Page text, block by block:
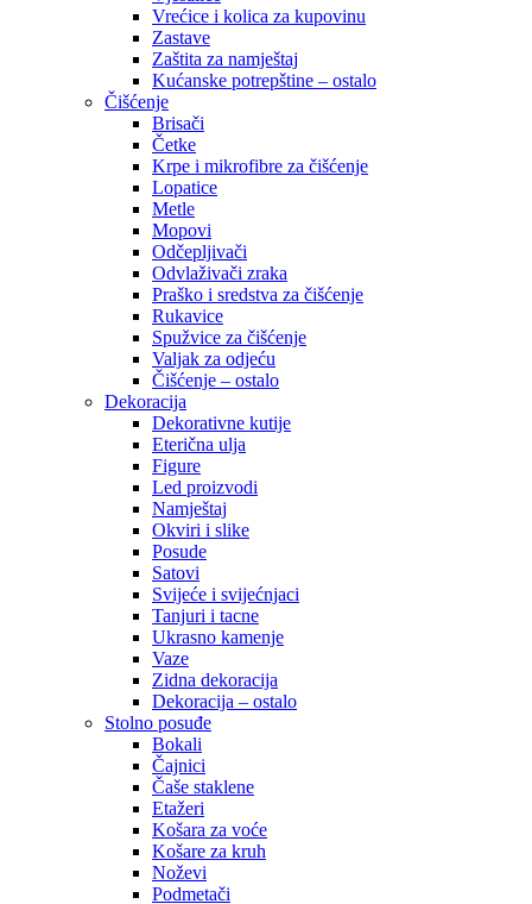
Vrećice i kolica za kupovinu
Zastave
Zaštita za namještaj
Kućanske potrepštine – ostalo
Čišćenje
Brisači
Četke
Krpe i mikrofibre za čišćenje
Lopatice
Metle
Mopovi
Odčepljivači
Odvlaživači zraka
Praško i sredstva za čišćenje
Rukavice
Spužvice za čišćenje
Valjak za odjeću
Čišćenje – ostalo
Dekoracija
Dekorativne kutije
Eterična ulja
Figure
Led proizvodi
Namještaj
Okviri i slike
Posude
Satovi
Svijeće i svijećnjaci
Tanjuri i tacne
Ukrasno kamenje
Vaze
Zidna dekoracija
Dekoracija – ostalo
Stolno posuđe
Bokali
Čajnici
Čaše staklene
Etažeri
Košara za voće
Košare za kruh
Noževi
Podmetači